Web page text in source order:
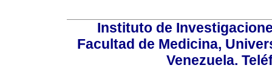
Instituto de
Facultad de Medicina,
Venezuela.